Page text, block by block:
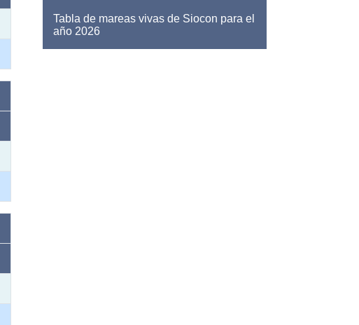
Tabla de mareas vivas de Siocon para el
año 2026